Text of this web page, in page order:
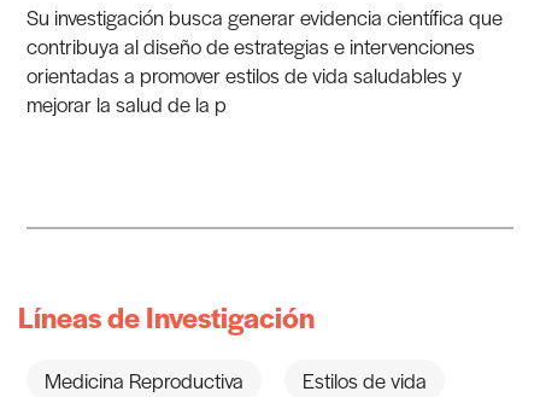
Su investigación busca generar evidencia científica que
contribuya al diseño de estrategias e intervenciones
orientadas a promover estilos de vida saludables y
mejorar la salud de la p
Líneas de Investigación
Medicina Reproductiva Estilos de vida